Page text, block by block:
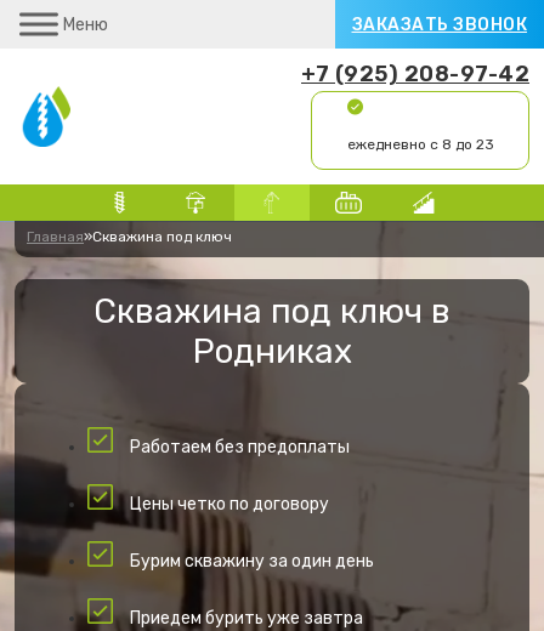
Меню ЗАКАЗАТЬ ЗВОНОК
+7 (925) 208-97-42
ежедневно с 8 до 23
Главная»Скважина под ключ
Скважина под ключ в
Родниках
Работаем без предоплаты
Цены четко по договору
Бурим скважину за один день
Приедем бурить уже завтра